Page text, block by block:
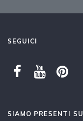
SEGUICI
SIAMO PRESENTI SU